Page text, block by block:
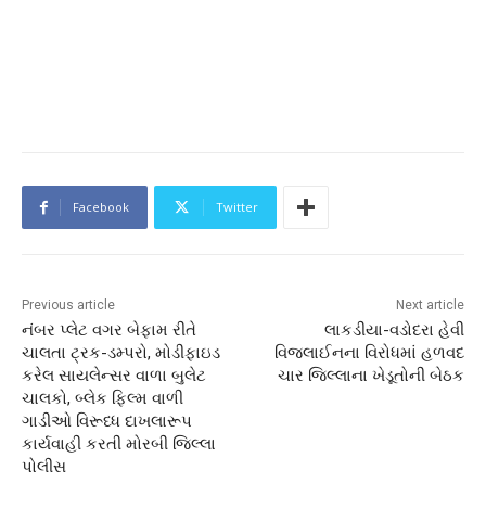
Facebook Twitter
Previous article
નંબર પ્લેટ વગર બેફામ રીતે
ચાલતા ટ્રક-ડમ્પરો, મોડીફાઇડ
કરેલ સાયલેન્સર વાળા બુલેટ
ચાલકો, બ્લેક ફિલ્મ વાળી
ગાડીઓ વિરૂધ્ધ દાખલારૂપ
કાર્યવાહી કરતી મોરબી જિલ્લા
પોલીસ
Next article
લાકડીયા-વડોદરા હેવી
વિજલાઈનના વિરોધમાં હળવદ
ચાર જિલ્લાના ખેડૂતોની બેઠક